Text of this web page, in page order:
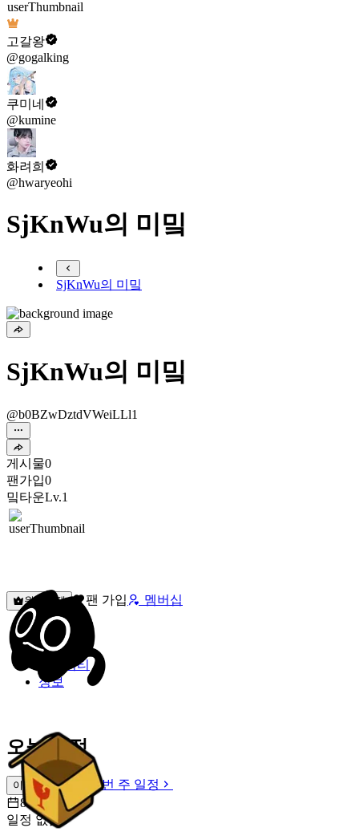
고갈왕
@gogalking
쿠미네
@kumine
화려희
@hwaryeohi
SjKnWu의 미밐
SjKnWu의 미밐
SjKnWu의 미밐
@b0BZwDztdVWeiLLl1
게시물0
팬가입0
밐타운Lv.1
원픽선택 팬 가입 멤버십
밐타운
피드
커뮤니티
정보
오늘 일정
이번 주 일정
이번 주 일정
8월 9일 [일]
일정 없음